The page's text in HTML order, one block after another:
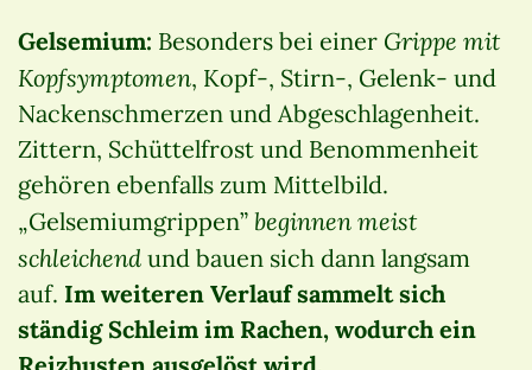
Gelsemium: Besonders bei einer Grippe mit
Kopfsymptomen, Kopf-, Stirn-, Gelenk- und
Nackenschmerzen und Abgeschlagenheit.
Zittern, Schüttelfrost und Benommenheit
gehören ebenfalls zum Mittelbild.
„Gelsemiumgrippen” beginnen meist
schleichend und bauen sich dann langsam
auf. Im weiteren Verlauf sammelt sich
ständig Schleim im Rachen, wodurch ein